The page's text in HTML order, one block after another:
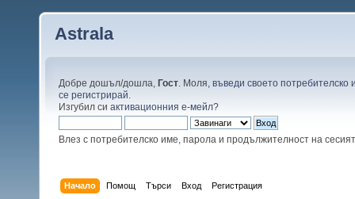
Astrala
Добре дошъл/дошла, Гост . Моля, въведи своето потребителско
се регистрирай
Изгубил си активационния е-мейл?
Влез с потребителско име, парола и продължителност на
Начало Помощ Търси Вход Регистрация